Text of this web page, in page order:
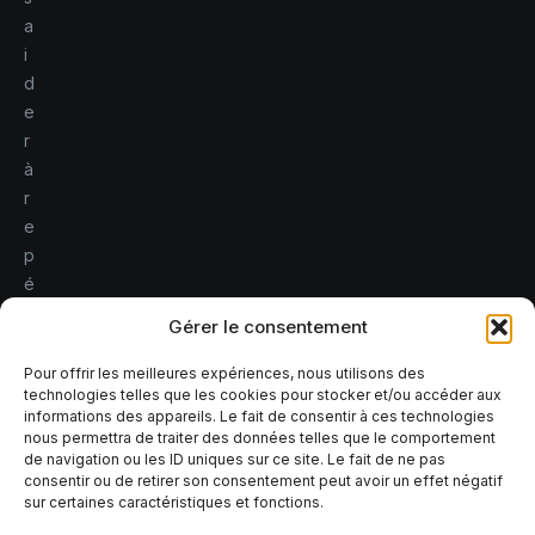
Gérer le consentement
Pour offrir les meilleures expériences, nous utilisons des
technologies telles que les cookies pour stocker et/ou accéder aux
informations des appareils. Le fait de consentir à ces technologies
nous permettra de traiter des données telles que le comportement
de navigation ou les ID uniques sur ce site. Le fait de ne pas
consentir ou de retirer son consentement peut avoir un effet négatif
sur certaines caractéristiques et fonctions.
a
i
d
e
r
à
r
e
p
é
r
l
e
s
r
i